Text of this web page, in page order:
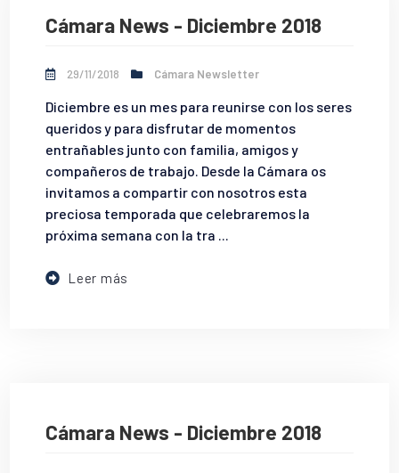
Cámara News - Diciembre 2018
29/11/2018 Cámara Newsletter
Diciembre es un mes para reunirse con los seres
queridos y para disfrutar de momentos
entrañables junto con familia, amigos y
compañeros de trabajo. Desde la Cámara os
invitamos a compartir con nosotros esta
preciosa temporada que celebraremos la
próxima semana con la tra ...
Leer más
Cámara News - Diciembre 2018